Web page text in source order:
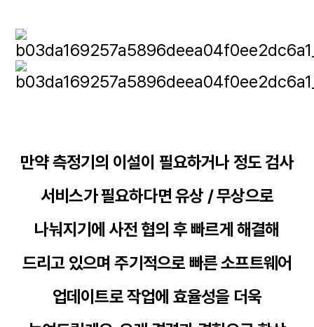
만약 측정기의 이설이 필요하거나 정도 검사
서비스가 필요하다면 유상 / 무상으로
나눠지기에 사전 협의 후 빠르게 해결해
드리고 있으며 주기적으로 빠른 소프트웨어
업데이트로 작업에 효율성을 더욱